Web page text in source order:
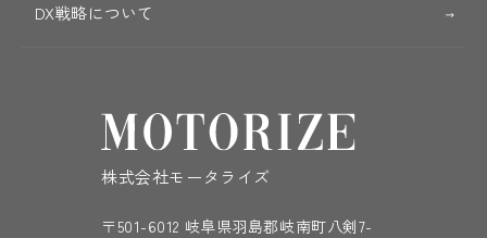
DX戦略について
株式会社モータライズ
〒501-6012 岐阜県羽島郡岐南町八剣7-